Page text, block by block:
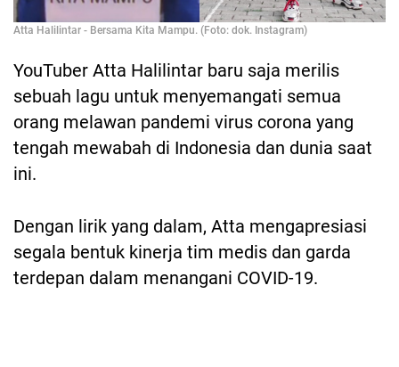
Atta Halilintar - Bersama Kita Mampu. (Foto: dok. Instagram)
YouTuber Atta Halilintar baru saja merilis
sebuah lagu untuk menyemangati semua
orang melawan pandemi virus corona yang
tengah mewabah di Indonesia dan dunia saat
ini.
Dengan lirik yang dalam, Atta mengapresiasi
segala bentuk kinerja tim medis dan garda
terdepan dalam menangani COVID-19.